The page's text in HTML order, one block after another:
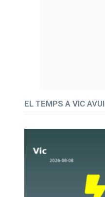
EL TEMPS A VIC AVUI